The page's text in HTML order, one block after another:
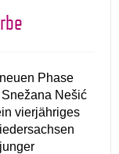
Phase
Nešić
vierjähriges